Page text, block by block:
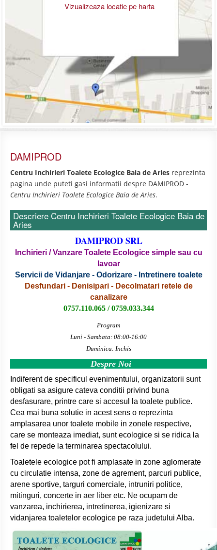
Vizualizeaza locatie pe harta
DAMIPROD
Centru Inchirieri Toalete Ecologice Baia de Aries reprezinta
pagina unde puteti gasi informatii despre DAMIPROD -
Centru Inchirieri Toalete Ecologice Baia de Aries.
Descriere Centru Inchirieri Toalete Ecologice Baia de
Aries
DAMIPROD SRL
Inchirieri / Vanzare Toalete Ecologice simple sau cu
lavoar
Servicii de Vidanjare - Odorizare - Intretinere toalete
Desfundari - Denisipari - Decolmatari retele de
canalizare
0757.110.065 / 0759.033.344
Program
Luni - Sambata: 08:00-16:00
Duminica: Inchis
Despre Noi
Indiferent de specificul evenimentului, organizatorii sunt
obligati sa asigure cateva conditii privind buna
desfasurare, printre care si accesul la toalete publice.
Cea mai buna solutie in acest sens o reprezinta
amplasarea unor toalete mobile in zonele respective,
care se monteaza imediat, sunt ecologice si se ridica la
fel de repede la terminarea spectacolului.
Toaletele ecologice pot fi amplasate in zone aglomerate
cu circulatie intensa, zone de agrement, parcuri publice,
arene sportive, targuri comerciale, intruniri politice,
mitinguri, concerte in aer liber etc. Ne ocupam de
vanzarea, inchirierea, intretinerea, igienizare si
vidanjarea toaletelor ecologice pe raza judetului Alba.